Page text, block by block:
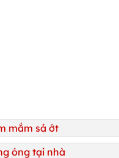
mắm sả ớt
óng tại nhà